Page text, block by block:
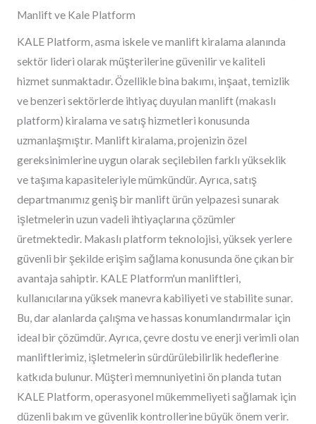
Manlift ve Kale Platform
KALE Platform, asma iskele ve manlift kiralama alanında
sektör lideri olarak müşterilerine güvenilir ve kaliteli
hizmet sunmaktadır. Özellikle bina bakımı, inşaat, temizlik
ve benzeri sektörlerde ihtiyaç duyulan manlift (makaslı
platform) kiralama ve satış hizmetleri konusunda
uzmanlaşmıştır. Manlift kiralama, projenizin özel
gereksinimlerine uygun olarak seçilebilen farklı yükseklik
ve taşıma kapasiteleriyle mümkündür. Ayrıca, satış
departmanımız geniş bir manlift ürün yelpazesi sunarak
işletmelerin uzun vadeli ihtiyaçlarına çözümler
üretmektedir. Makaslı platform teknolojisi, yüksek yerlere
güvenli bir şekilde erişim sağlama konusunda öne çıkan bir
avantaja sahiptir. KALE Platform'un manliftleri,
kullanıcılarına yüksek manevra kabiliyeti ve stabilite sunar.
Bu, dar alanlarda çalışma ve hassas konumlandırmalar için
ideal bir çözümdür. Ayrıca, çevre dostu ve enerji verimli olan
manliftlerimiz, işletmelerin sürdürülebilirlik hedeflerine
katkıda bulunur. Müşteri memnuniyetini ön planda tutan
KALE Platform, operasyonel mükemmeliyeti sağlamak için
düzenli bakım ve güvenlik kontrollerine büyük önem verir.